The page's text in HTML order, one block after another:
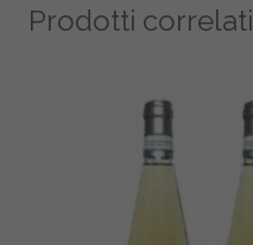
Prodotti correlati